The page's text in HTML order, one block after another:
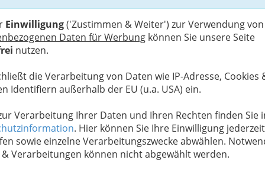
Einwilligung('Zustimmen & Weiter') zur Verwendung von
Daten für Werbung können Sie unsere Seite
nutzen.
die Verarbeitung von Daten wie IP-Adresse, Cookies
Identifiern außerhalb der EU (u.a. USA) ein.
Verarbeitung Ihrer Daten und Ihren Rechten finden Sie
. Hier können Sie Ihre Einwilligung jederzeit
sowie einzelne Verarbeitungszwecke abwählen.
& Verarbeitungen können nicht abgewählt werden.